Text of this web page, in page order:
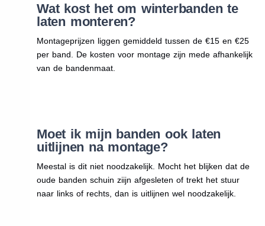
Wat kost het om winterbanden te
laten monteren?
Montageprijzen liggen gemiddeld tussen de €15 en €25
per band. De kosten voor montage zijn mede afhankelijk
van de bandenmaat.
Moet ik mijn banden ook laten
uitlijnen na montage?
Meestal is dit niet noodzakelijk. Mocht het blijken dat de
oude banden schuin ziijn afgesleten of trekt het stuur
naar links of rechts, dan is uitlijnen wel noodzakelijk.